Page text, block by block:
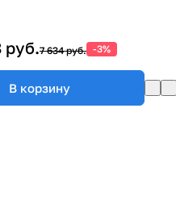
руб.7 634 руб. -3%
В корзину